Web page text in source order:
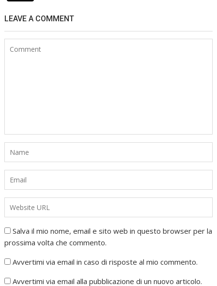
LEAVE A COMMENT
Salva il mio nome, email e sito web in questo browser per la
prossima volta che commento.
Avvertimi via email in caso di risposte al mio commento.
Avvertimi via email alla pubblicazione di un nuovo articolo.